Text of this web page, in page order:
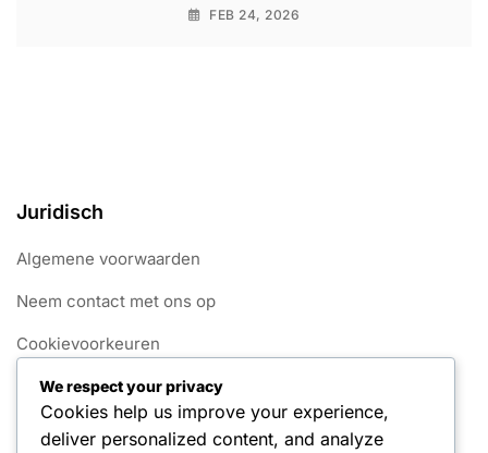
FEB 24, 2026
Juridisch
Algemene voorwaarden
Neem contact met ons op
Cookievoorkeuren
Over ons
Privacybeleid
We respect your privacy
Cookies help us improve your experience,
deliver personalized content, and analyze